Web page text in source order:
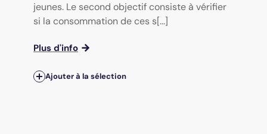
jeunes. Le second objectif consiste à vérifier
si la consommation de ces s[...]
Plus d'info
Ajouter à la sélection